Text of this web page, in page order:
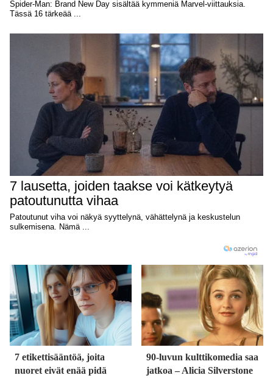
7 etikettisääntöä, joita
nuoret eivät enää pidä
90-luvun kulttikomedia saa
jatkoa – Alicia Silverstone